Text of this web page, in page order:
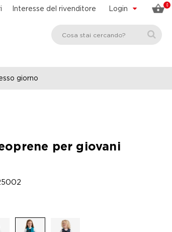
0
Login
Interesse del rivenditore
giorno
per giovani